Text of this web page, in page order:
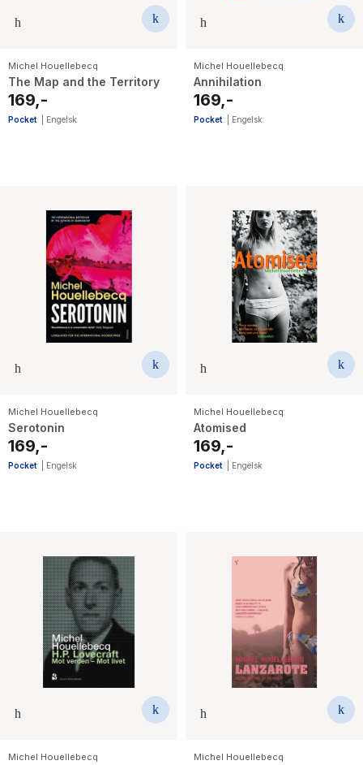
Michel Houellebecq
The Map and the Territory
169,-
Pocket Engelsk
Michel Houellebecq
Annihilation
169,-
Pocket Engelsk
Michel Houellebecq
Serotonin
169,-
Pocket Engelsk
Michel Houellebecq
Atomised
169,-
Pocket Engelsk
Michel Houellebecq Michel Houellebecq